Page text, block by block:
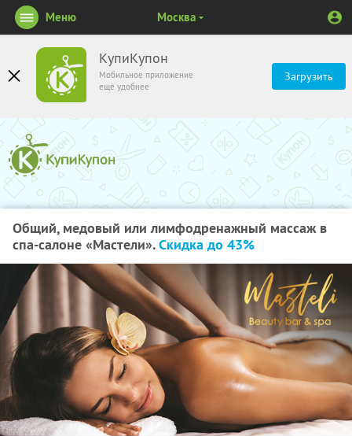
КупиКупон
Мобильное приложение
ещё удобнее
Загрузить
Меню Москва
Общий, медовый или лимфодренажный массаж в
спа-салоне «Мастели».Скидка до 43%